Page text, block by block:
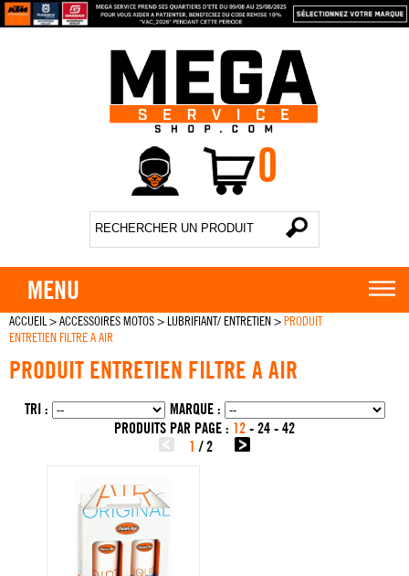
0
MENU
ACCUEIL>ACCESSOIRES MOTOS> LUBRIFIANT/ ENTRETIEN>PRODUIT
ENTRETIEN FILTRE A AIR
PRODUIT ENTRETIEN FILTRE A AIR
TRI :
MARQUE :
PRODUITS PAR PAGE : 12 - 24 - 42
1 /2